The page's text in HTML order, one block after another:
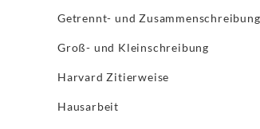
Getrennt- und Zusammenschreibung
Groß- und Kleinschreibung
Harvard Zitierweise
Hausarbeit